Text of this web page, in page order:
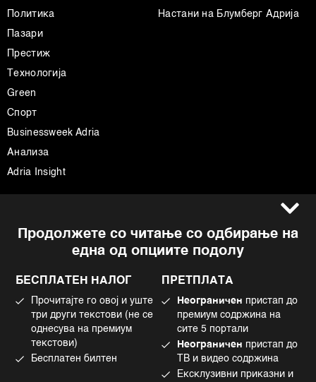
Продолжете со читање со одбирање на
една од опциите подолу
БЕСПЛАТЕН НАЛОГ
Прочитајте го овој и уште
три други текстови (не се
однесува на премиум
текстови)
Бесплатен билтен
ПРЕТПЛАТА
Неограничен пристап до
премиум содржина на
сите 5 портали
Неограничен пристап до
ТВ и видео содржина
Ексклузивни приказни и
Политика
Пазари
Престиж
Технологија
Green
Спорт
Businessweek Adria
Анализа
Adria Insight
Настани на Блумберг Адрија
Импресум
Политика на приватност
Употреба на вештачка интелигенција
Facebook
Instagram
Tiktok
©2022 - 2026 Bloomberg L.P. All Rights Reserved. BLOOMBERG and the
BLOOMBERG logo are registered trademarks and service marks of